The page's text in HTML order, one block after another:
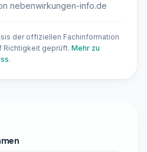
nebenwirkungen-info.de
der offiziellen Fachinformation
Richtigkeit geprüft. Mehr zu
.